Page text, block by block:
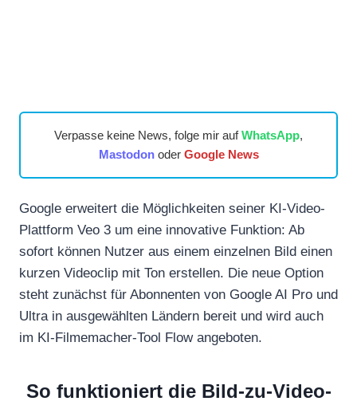
Verpasse keine News, folge mir aufWhatsApp,
Mastodonoder Google News
Google erweitert die Möglichkeiten seiner KI-Video-
Plattform Veo 3 um eine innovative Funktion: Ab
sofort können Nutzer aus einem einzelnen Bild einen
kurzen Videoclip mit Ton erstellen. Die neue Option
steht zunächst für Abonnenten von Google AI Pro und
Ultra in ausgewählten Ländern bereit und wird auch
im KI-Filmemacher-Tool Flow angeboten.
So funktioniert die Bild-zu-Video-